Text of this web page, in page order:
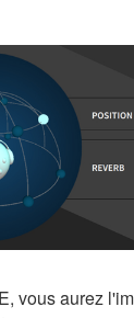
vous aurez